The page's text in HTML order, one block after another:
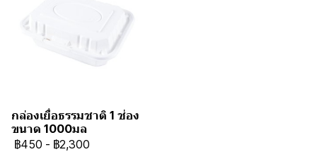
กล่องเยื่อธรรมชาติ 1 ช่อง
ขนาด 1000มล
฿450 - ฿2,300